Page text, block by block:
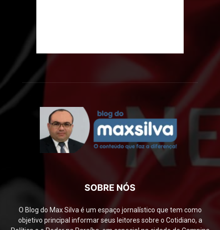
SOBRE NÓS
O Blog do Max Silva é um espaço jornalístico que tem como
objetivo principal informar seus leitores sobre o Cotidiano, a